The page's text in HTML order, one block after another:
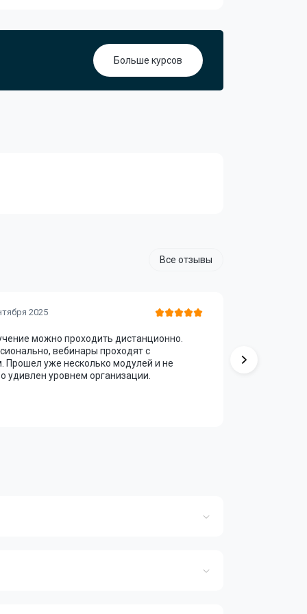
Больше курсов
Все отзывы
2025
можно проходить дистанционно.
вебинары проходят с
уже несколько модулей и не
удивлен уровнем организации.